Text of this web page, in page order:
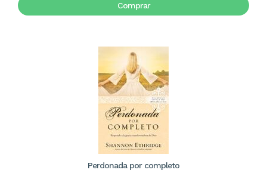
Comprar
Perdonada por completo